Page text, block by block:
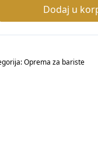
Dodaj u
Oprema za bariste